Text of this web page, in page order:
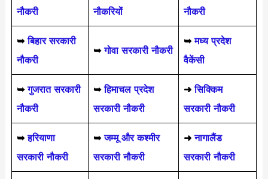
नौकरी
नौकरियों
नौकरी
➥बिहार सरकारी
नौकरी
➥गोवा सरकारी नौकरी
➥ मध्य प्रदेश
वैकेंसी
➥ गुजरात सरकारी
नौकरी
➥हिमाचल प्रदेश
सरकारी नौकरी
➜ सिक्किम
सरकारी नौकरी
➥हरियाणा
सरकारी नौकरी
➥जम्मू और कश्मीर
सरकारी नौकरी
➜ नागालैंड
सरकारी नौकरी